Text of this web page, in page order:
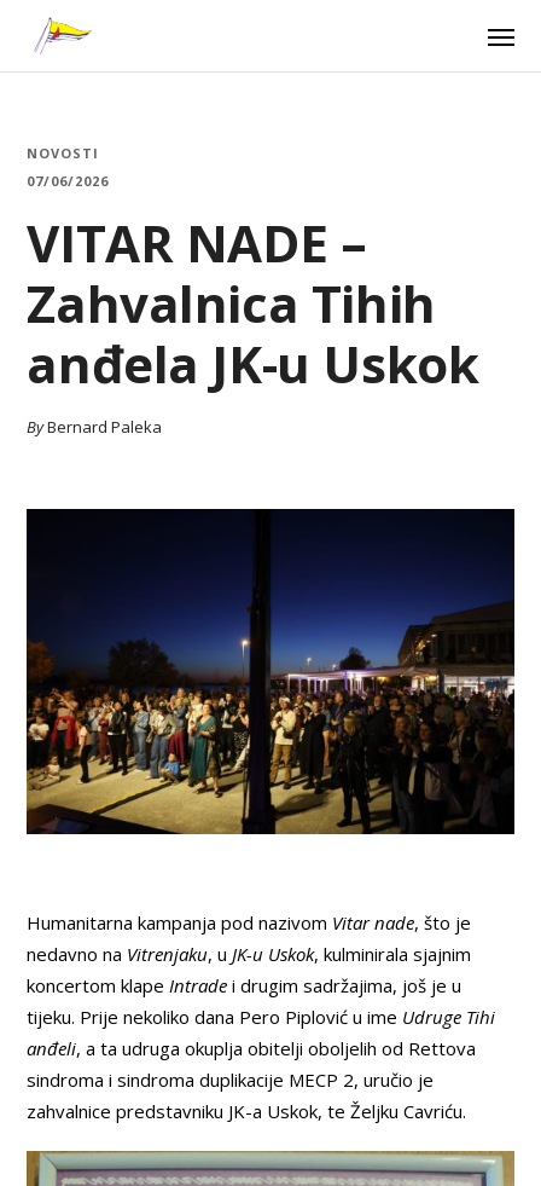
NOVOSTI
07/06/2026
VITAR NADE –
Zahvalnica Tihih
anđela JK-u Uskok
ByBernard Paleka
Humanitarna kampanja pod nazivom Vitar nade, što je
nedavno na Vitrenjaku, u JK-u Uskok, kulminirala sjajnim
koncertom klape Intrade i drugim sadržajima, još je u
tijeku. Prije nekoliko dana Pero Piplović u ime Udruge Tihi
anđeli, a ta udruga okuplja obitelji oboljelih od Rettova
sindroma i sindroma duplikacije MECP 2, uručio je
zahvalnice predstavniku JK-a Uskok, te Željku Cavriću.